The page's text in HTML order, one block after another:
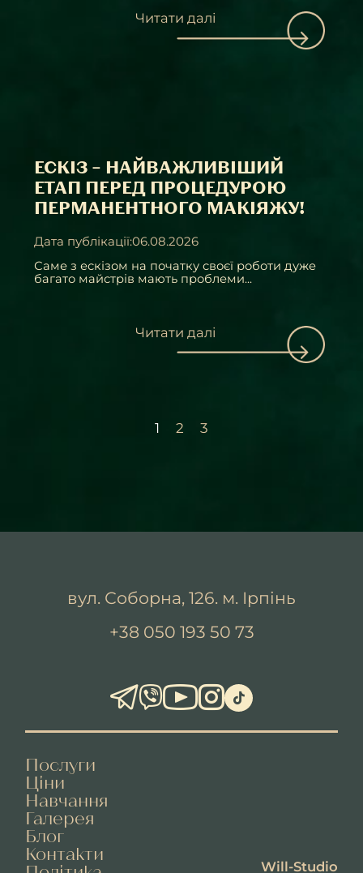
Читати далі
ЕСКІЗ – НАЙВАЖЛИВІШИЙ
ЕТАП ПЕРЕД ПРОЦЕДУРОЮ
ПЕРМАНЕНТНОГО МАКІЯЖУ!
Дата публікації:06.08.2026
Саме з ескізом на початку своєї роботи дуже
багато майстрів мають проблеми...
Читати далі
1 2 3
вул. Соборна, 126. м. Ірпінь
+38 050 193 50 73
Послуги
Ціни
Навчання
Галерея
Блог
Контакти
Will-Studio